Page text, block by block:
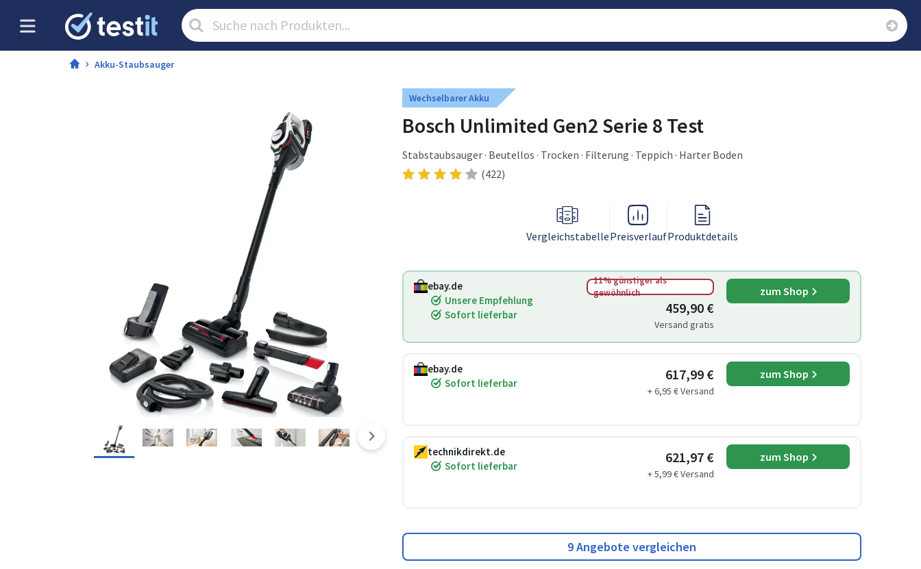
Artikel
suchen:
Akku-Staubsauger
Wechselbarer Akku
Bosch Unlimited Gen2 Serie 8 Test
Stabstaubsauger · Beutellos · Trocken · Filterung · Teppich · Harter Boden
(422)
VergleichstabellePreisverlaufProduktdetails
ebay.de
Unsere Empfehlung
Sofort lieferbar
11% günstiger als
gewöhnlich
459,90 €
Versand gratis
zum Shop
ebay.de
Sofort lieferbar
617,99 €
+ 6,95 € Versand
zum Shop
technikdirekt.de
Sofort lieferbar
621,97 €
+ 5,99 € Versand
zum Shop
9 Angebote vergleichen